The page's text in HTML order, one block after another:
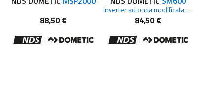
88,50 €
Inverter ad onda modificata 600W
84,50 €